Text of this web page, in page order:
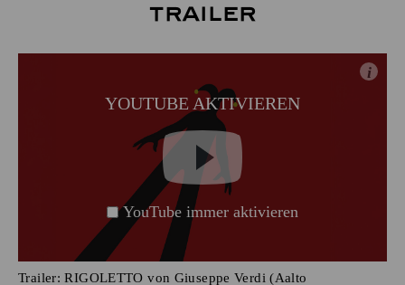
Trailer
YOUTUBE AKTIVIEREN
i
YouTube immer aktivieren
Trailer: RIGOLETTO von Giuseppe Verdi (Aalto